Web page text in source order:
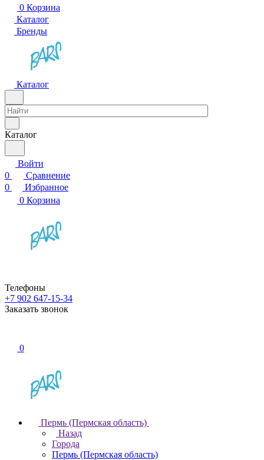
0 Корзина
Каталог
Бренды
Каталог
Каталог
Войти
0
Сравнение
0
Избранное
0 Корзина
Телефоны
+7 902 647-15-34
Заказать звонок
0
Пермь (Пермская область)
Назад
Города
Пермь (Пермская область)